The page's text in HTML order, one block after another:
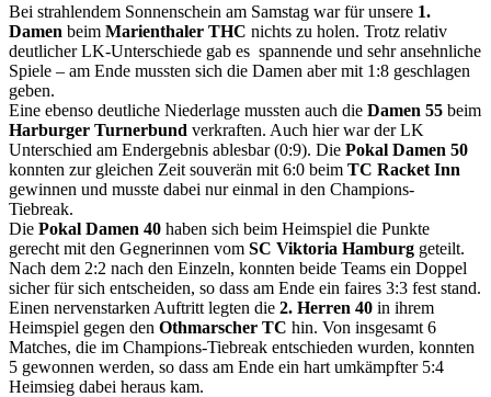
Bei strahlendem Sonnenschein am Samstag war für unsere 1.
Damen beim Marienthaler THC nichts zu holen. Trotz relativ
deutlicher LK-Unterschiede gab es spannende und sehr ansehnliche
Spiele – am Ende mussten sich die Damen aber mit 1:8 geschlagen
geben.
Eine ebenso deutliche Niederlage mussten auch die Damen 55 beim
Harburger Turnerbund verkraften. Auch hier war der LK
Unterschied am Endergebnis ablesbar (0:9). Die Pokal Damen 50
konnten zur gleichen Zeit souverän mit 6:0 beim TC Racket Inn
gewinnen und musste dabei nur einmal in den Champions-
Tiebreak.
Die Pokal Damen 40 haben sich beim Heimspiel die Punkte
gerecht mit den Gegnerinnen vom SC Viktoria Hamburg geteilt.
Nach dem 2:2 nach den Einzeln, konnten beide Teams ein Doppel
sicher für sich entscheiden, so dass am Ende ein faires 3:3 fest stand.
Einen nervenstarken Auftritt legten die 2. Herren 40 in ihrem
Heimspiel gegen den Othmarscher TC hin. Von insgesamt 6
Matches, die im Champions-Tiebreak entschieden wurden, konnten
5 gewonnen werden, so dass am Ende ein hart umkämpfter 5:4
Heimsieg dabei heraus kam.